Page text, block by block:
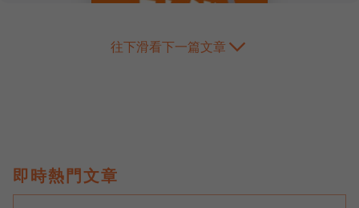
往下滑看下一篇文章
即時熱門文章